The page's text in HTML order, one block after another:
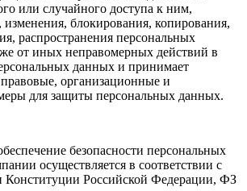
или случайного доступа к ним,
блокирования, копирования,
распространения персональных
от иных неправомерных действий в
данных и принимает
организационные и
для защиты персональных данных.
безопасности персональных
осуществляется в соответствии с
Конституции Российской Федерации, ФЗ